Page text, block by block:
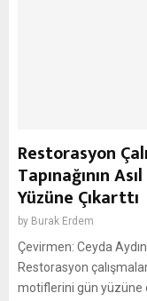
Restorasyon
Tapınağının
Yüzüne Çıkarttı
by Burak Erdem
Çevirmen: Ceyda
Restorasyon
motiflerini gün yüzüne